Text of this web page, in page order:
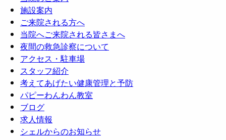
施設案内
ご来院される方へ
当院へご来院される皆さまへ
夜間の救急診察について
アクセス・駐車場
スタッフ紹介
考えてあげたい健康管理と予防
パピーわんわん教室
ブログ
求人情報
シェルからのお知らせ